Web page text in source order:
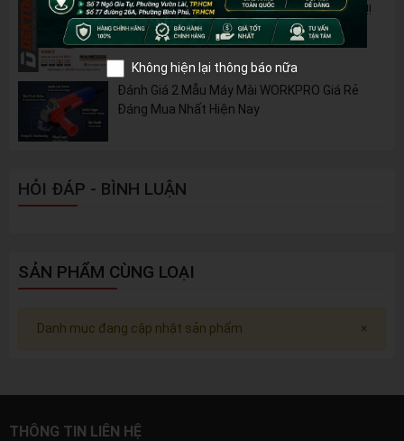
B2065PLUS - GỌN NHẸ, TIỆN LỢI đã về hàng!!!
Đánh Giá 2 Mẫu Máy Mài WORKPRO Giá Rẻ
Đáng Mua Nhất Hiện Nay
HỎI ĐÁP - BÌNH LUẬN
SẢN PHẨM CÙNG LOẠI
×
Danh mục đang cập nhật sản phẩm
THÔNG TIN LIÊN HỆ
Không hiện lại thông báo nữa